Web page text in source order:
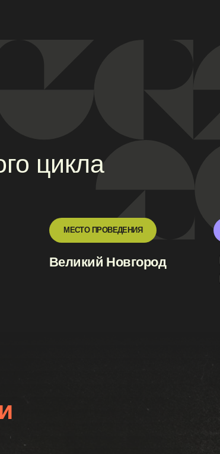
Великий Новгород